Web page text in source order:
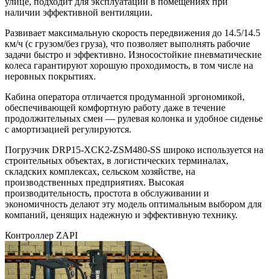
наличии эффективной вентиляции.
Развивает максимальную скорость передвижения до 14.5/14.5
км/ч (с грузом/без груза), что позволяет выполнять рабочие
задачи быстро и эффективно. Износостойкие пневматические
колеса гарантируют хорошую проходимость, в том числе на
неровных покрытиях.
Кабина оператора отличается продуманной эргономикой,
обеспечивающей комфортную работу даже в течение
продолжительных смен — рулевая колонка и удобное сиденье
с амортизацией регулируются.
Погрузчик DRP15-XCK2-ZSM480-SS широко используется на
строительных объектах, в логистических терминалах,
складских комплексах, сельском хозяйстве, на
производственных предприятиях. Высокая
производительность, простота в обслуживании и
экономичность делают эту модель оптимальным выбором для
компаний, ценящих надежную и эффективную технику.
Контроллер ZAPI